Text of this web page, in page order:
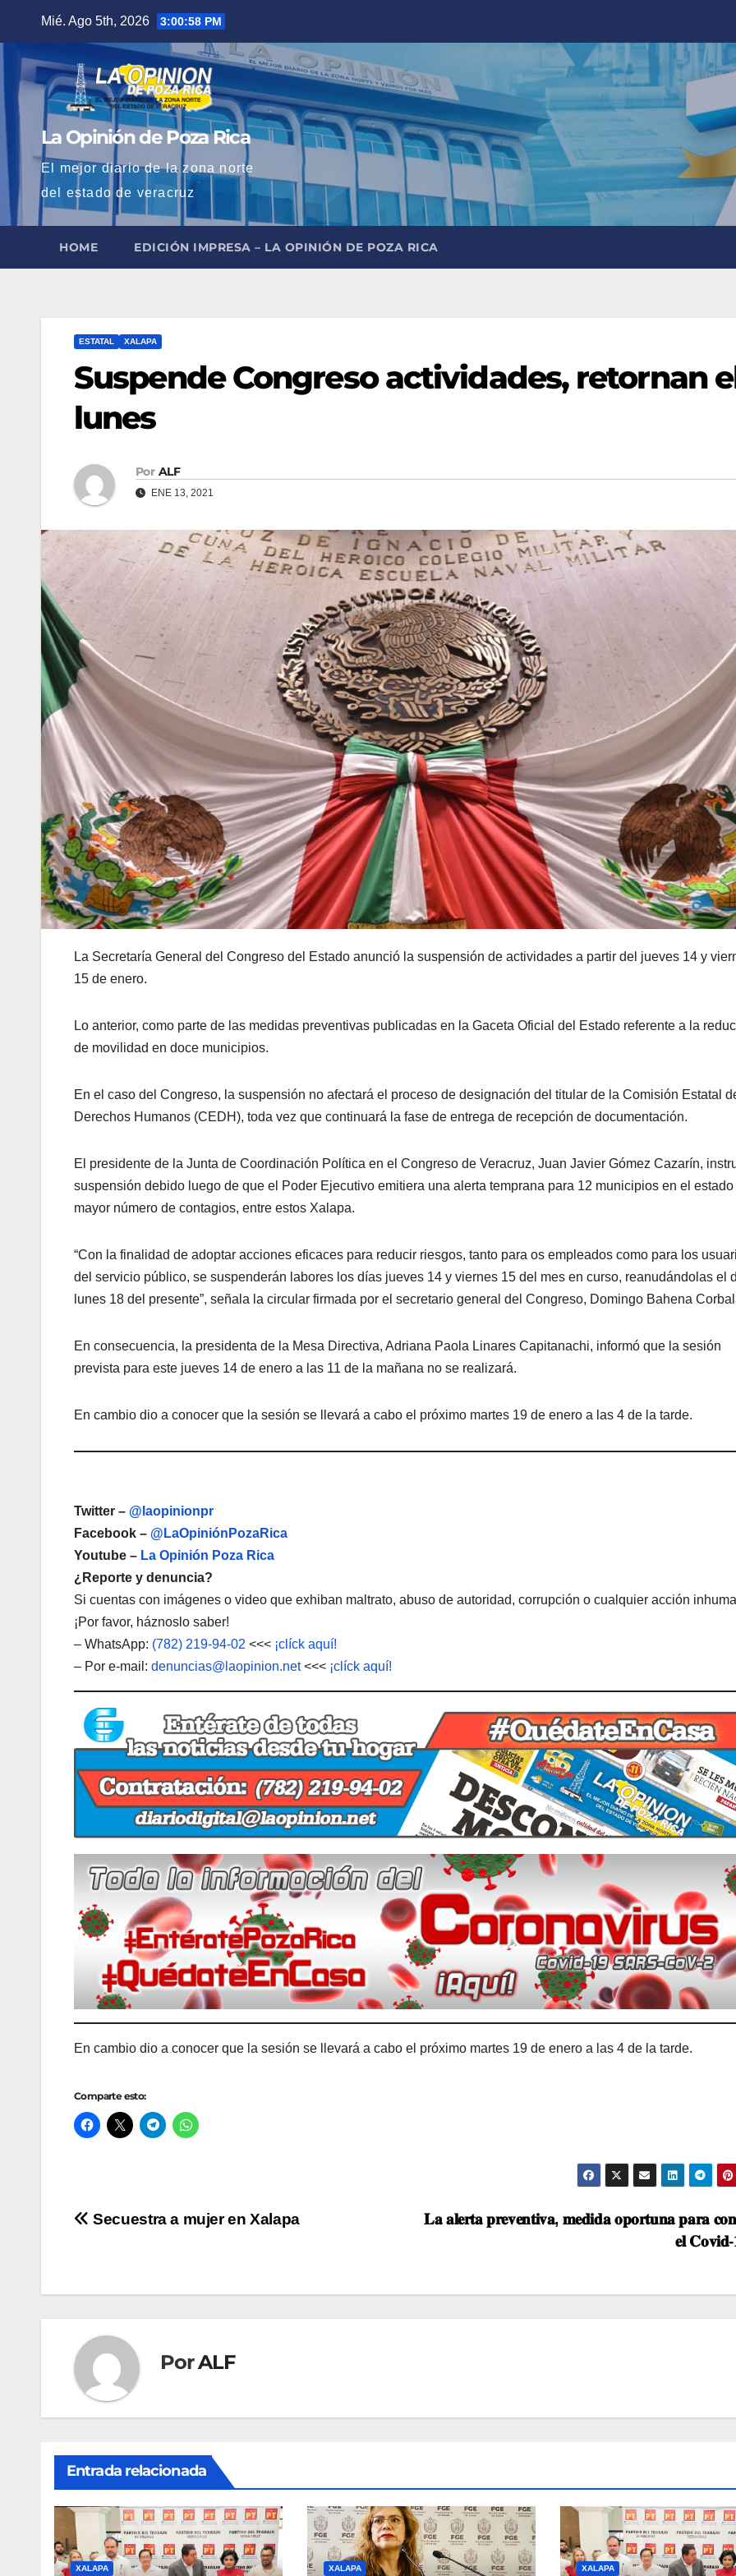
contenido
Mié. Ago 5th, 2026 3:00:59 PM
La Opinión de Poza Rica
El mejor diario de la zona norte
del estado de veracruz
HOME EDICIÓN IMPRESA – LA OPINIÓN DE POZA RICA
ESTATAL XALAPA
Suspende Congreso actividades, retornan
lunes
Por ALF
ENE 13, 2021
La Secretaría General del Congreso del Estado anunció la suspensión de actividades a partir del jueves 14 y
15 de enero.
Lo anterior, como parte de las medidas preventivas publicadas en la Gaceta Oficial del Estado referente a la
de movilidad en doce municipios.
En el caso del Congreso, la suspensión no afectará el proceso de designación del titular de la Comisión Estatal
Derechos Humanos (CEDH), toda vez que continuará la fase de entrega de recepción de documentación.
El presidente de la Junta de Coordinación Política en el Congreso de Veracruz, Juan Javier Gómez Cazarín,
suspensión debido luego de que el Poder Ejecutivo emitiera una alerta temprana para 12 municipios en el estado
mayor número de contagios, entre estos Xalapa.
“Con la finalidad de adoptar acciones eficaces para reducir riesgos, tanto para os empleados como para los
del servicio público, se suspenderán labores los días jueves 14 y viernes 15 del mes en curso, reanudándolas el
lunes 18 del presente”, señala la circular firmada por el secretario general del Congreso, Domingo Bahena
En consecuencia, la presidenta de la Mesa Directiva, Adriana Paola Linares Capitanachi, informó que la sesión
prevista para este jueves 14 de enero a las 11 de la mañana no se realizará.
En cambio dio a conocer que la sesión se llevará a cabo el próximo martes 19 de enero a las 4 de la tarde.
Twitter – @laopinionpr
Facebook – @LaOpiniónPozaRica
Youtube – La Opinión Poza Rica
¿Reporte y denuncia?
Si cuentas con imágenes o video que exhiban maltrato, abuso de autoridad, corrupción o cualquier acción
¡Por favor, háznoslo saber!
– WhatsApp: (782) 219-94-02 <<< ¡clíck aquí!
– Por e-mail: denuncias@laopinion.net<<< ¡clíck aquí!
En cambio dio a conocer que la sesión se llevará a cabo el próximo martes 19 de enero a las 4 de la tarde.
Comparte esto:
Navegación
entradas
𝐋𝐚 𝐚𝐥𝐞𝐫𝐭𝐚 𝐩𝐫𝐞𝐯𝐞𝐧𝐭𝐢𝐯𝐚, 𝐦𝐞𝐝𝐢𝐝𝐚 𝐨𝐩𝐨𝐫𝐭𝐮𝐧𝐚 𝐩𝐚𝐫𝐚
𝐞𝐥
Secuestra a mujer en Xalapa
PorALF
Entrada relacionada
XALAPA XALAPA XALAPA